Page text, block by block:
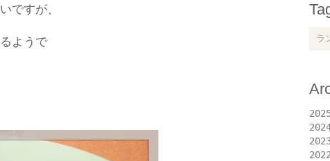
ですが、
ようで ラ
2022